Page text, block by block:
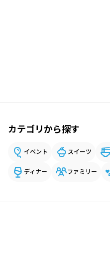
カテゴリから探す
イベント スイーツ
ディナー ファミリー